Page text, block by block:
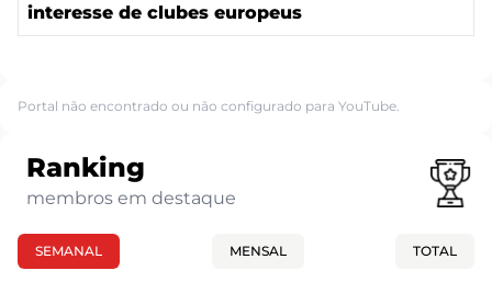
interesse de clubes europeus
Portal não encontrado ou não configurado para YouTube.
Ranking
membros em destaque
SEMANAL MENSAL TOTAL